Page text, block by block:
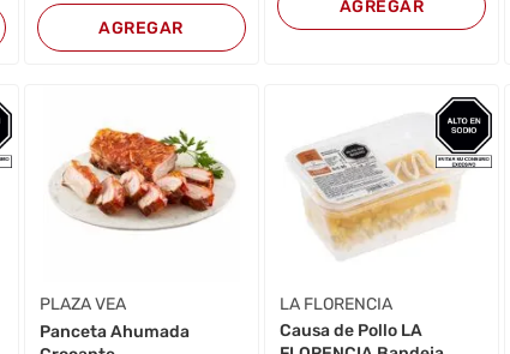
AGREGAR
AGREGAR
PLAZA VEA
Panceta Ahumada
LA FLORENCIA
Causa de Pollo LA